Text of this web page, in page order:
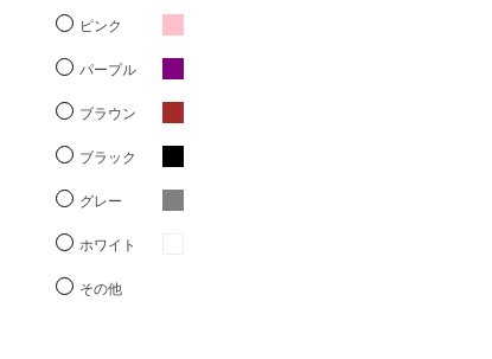
ピンク
パープル
ブラウン
ブラック
グレー
ホワイト
その他